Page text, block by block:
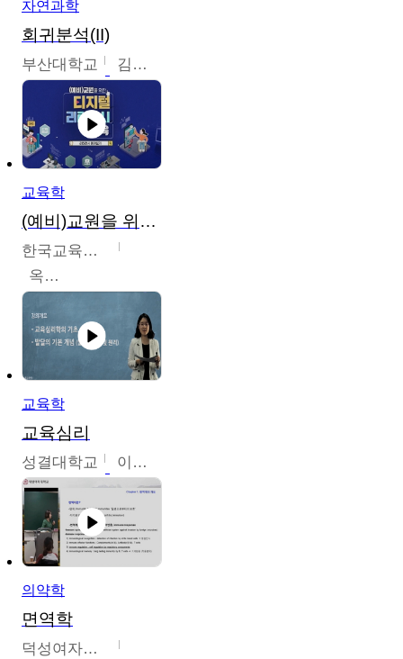
자연과학
회귀분석(II)
부산대학교 김충락
교육학
(예비)교원을 위한 디지털 리터러시 교육
한국교육학술정보원
옥현진
교육학
교육심리
성결대학교 이수경
의약학
면역학
덕성여자대학교